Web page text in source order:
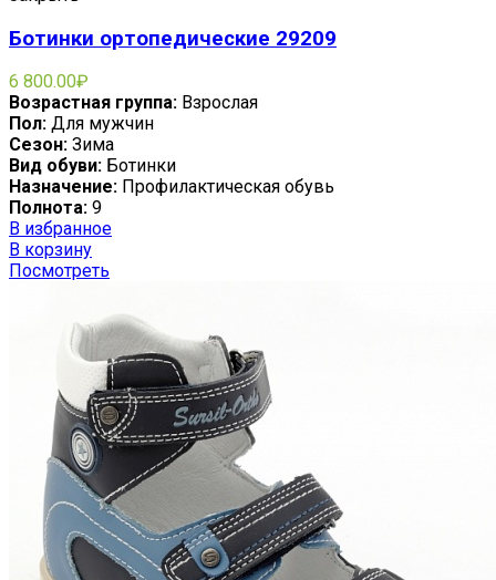
Ботинки ортопедические 29209
6 800.00₽
Возрастная группа: Взрослая
Пол: Для мужчин
Сезон: Зима
Вид обуви: Ботинки
Назначение: Профилактическая обувь
Полнота: 9
В избранное
В корзину
Посмотреть